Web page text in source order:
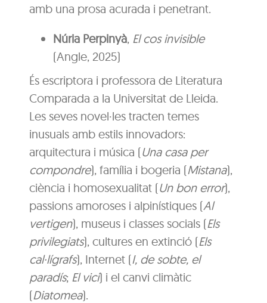
amb una prosa acurada i penetrant.
Núria Perpinyà, El cos invisible
(Angle, 2025)
És escriptora i professora de Literatura
Comparada a la Universitat de Lleida.
Les seves novel·les tracten temes
inusuals amb estils innovadors:
arquitectura i música (Una casa per
compondre), família i bogeria (Mistana),
ciència i homosexualitat (Un bon error),
passions amoroses i alpinístiques (Al
vertigen), museus i classes socials (Els
privilegiats), cultures en extinció (Els
cal·lígrafs), Internet (I, de sobte, el
paradís; El vici) i el canvi climàtic
(Diatomea).